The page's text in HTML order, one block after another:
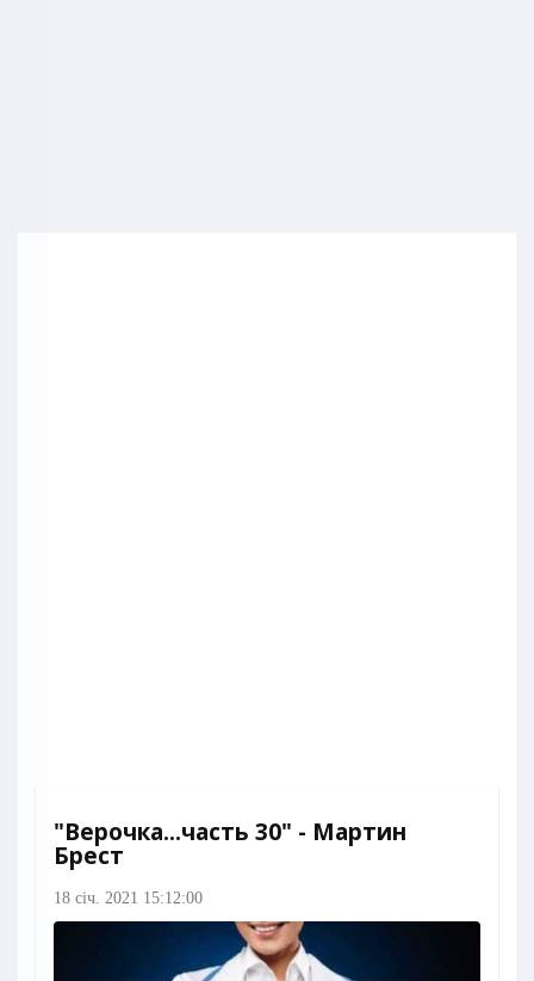
"Верочка...часть 30" - Мартин
Брест
18 січ. 2021 15:12:00